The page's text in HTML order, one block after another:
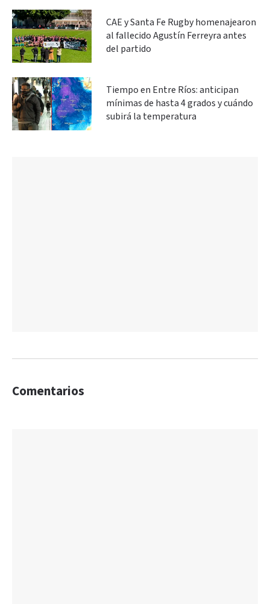
CAE y Santa Fe Rugby homenajearon
al fallecido Agustín Ferreyra antes
del partido
Tiempo en Entre Ríos: anticipan
mínimas de hasta 4 grados y cuándo
subirá la temperatura
Comentarios